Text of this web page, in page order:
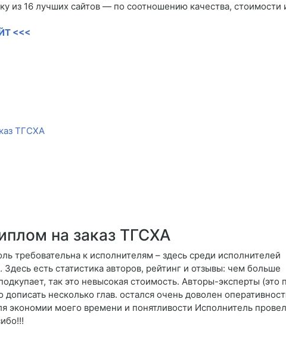
из 16 лучших сайтов — по соотношению качества, стоимости
<<<
ТГСХА
на заказ ТГСХА
требовательна к исполнителям – здесь среди исполнителей
есть статистика авторов, рейтинг и отзывы: чем больше
так это невысокая стоимость. Авторы-эксперты (это
несколько глав. остался очень доволен
экономии моего времени и понятливости Исполнитель